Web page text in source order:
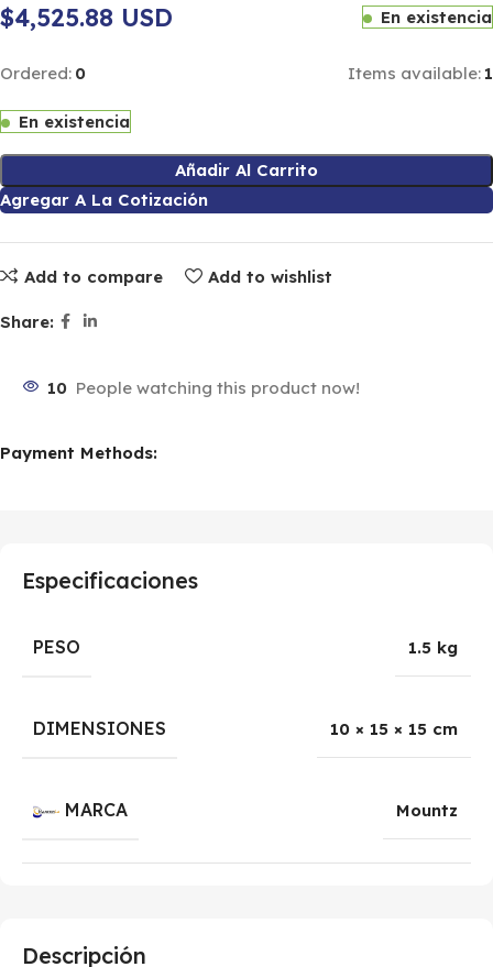
$4,525.88 USD En existencia
Ordered: 0 Items available: 1
En existencia
Añadir Al Carrito
Agregar A La Cotización
Add to compare Add to wishlist
Share:
10 People watching this product now!
Payment Methods:
Descripción
Especificaciones
PESO 1.5 kg
DIMENSIONES 10 × 15 × 15 cm
MARCA Mountz